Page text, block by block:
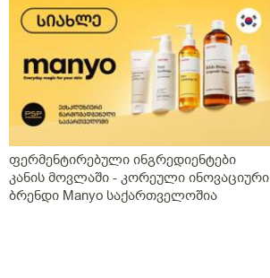
ფერმენტირებული ინგრედიენტები
კანის მოვლაში - კორეული ინოვაციური
ბრენდი Manyo საქართველოშია